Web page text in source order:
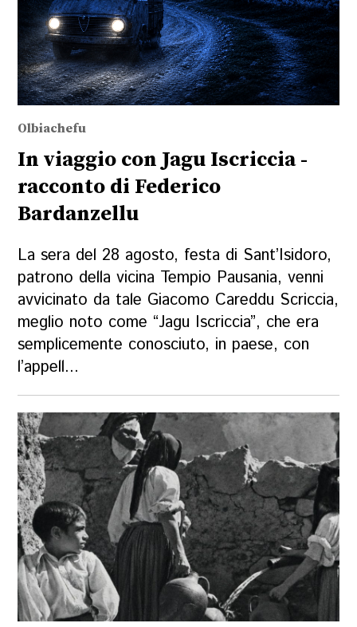
Olbiachefu
In viaggio con Jagu Iscriccia -
racconto di Federico
Bardanzellu
La sera del 28 agosto, festa di Sant’Isidoro,
patrono della vicina Tempio Pausania, venni
avvicinato da tale Giacomo Careddu Scriccia,
meglio noto come “Jagu Iscriccia”, che era
semplicemente conosciuto, in paese, con
l’appell...